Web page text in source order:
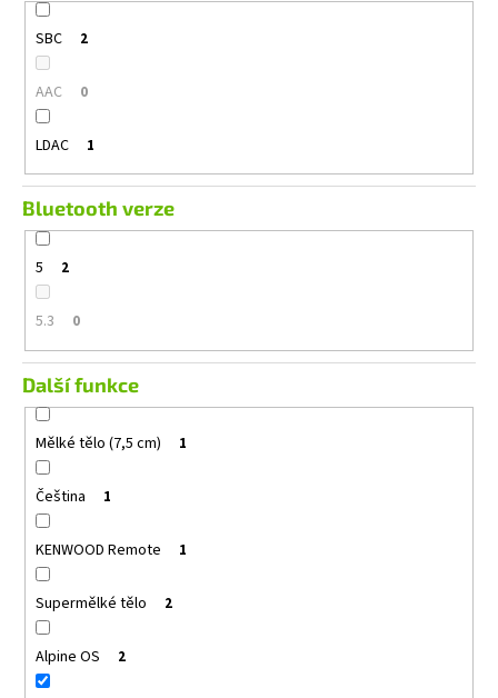
SBC 2
AAC 0
LDAC 1
Bluetooth verze
5 2
5.3 0
Další funkce
Mělké tělo (7,5 cm) 1
Čeština 1
KENWOOD Remote 1
Supermělké tělo 2
Alpine OS 2